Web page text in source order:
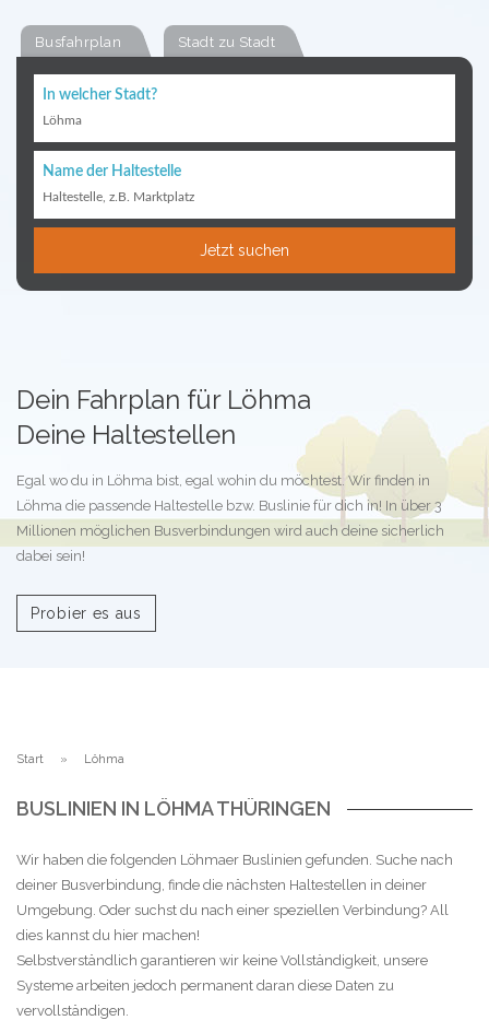
Busfahrplan Stadt zu Stadt
In welcher Stadt?
Löhma
Name der Haltestelle
Haltestelle, z.B. Marktplatz
Jetzt suchen
Dein Fahrplan für Löhma
Deine Haltestellen
Egal wo du in Löhma bist, egal wohin du möchtest. Wir finden in
Löhma die passende Haltestelle bzw. Buslinie für dich in! In über 3
Millionen möglichen Busverbindungen wird auch deine sicherlich
dabei sein!
Probier es aus
Start Löhma
BUSLINIEN IN LÖHMA THÜRINGEN
Wir haben die folgenden Löhmaer Buslinien gefunden. Suche nach
deiner Busverbindung, finde die nächsten Haltestellen in deiner
Umgebung. Oder suchst du nach einer speziellen Verbindung? All
dies kannst du hier machen!
Selbstverständlich garantieren wir keine Vollständigkeit, unsere
Systeme arbeiten jedoch permanent daran diese Daten zu
vervollständigen.